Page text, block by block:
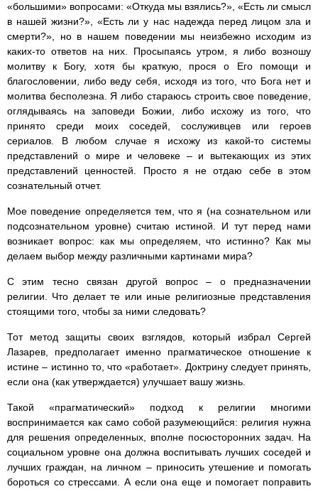
«большими» вопросами: «Откуда мы взялись?», «Есть ли смысл
в нашей жизни?», «Есть ли у нас надежда перед лицом зла и
смерти?», но в нашем поведении мы неизбежно исходим из
каких-то ответов на них. Просыпаясь утром, я либо возношу
молитву к Богу, хотя бы краткую, прося о Его помощи и
благословении, либо веду себя, исходя из того, что Бога нет и
молитва бесполезна. Я либо стараюсь строить свое поведение,
оглядываясь на заповеди Божии, либо исхожу из того, что
принято среди моих соседей, сослуживцев или героев
сериалов. В любом случае я исхожу из какой-то системы
представлений о мире и человеке – и вытекающих из этих
представлений ценностей. Просто я не отдаю себе в этом
сознательный отчет.
Мое поведение определяется тем, что я (на сознательном или
подсознательном уровне) считаю истиной. И тут перед нами
возникает вопрос: как мы определяем, что истинно? Как мы
делаем выбор между различными картинами мира?
С этим тесно связан другой вопрос – о предназначении
религии. Что делает те или иные религиозные представления
стоящими того, чтобы за ними следовать?
Тот метод защиты своих взглядов, который избрал Сергей
Лазарев, предполагает именно прагматическое отношение к
истине – истинно то, что «работает». Доктрину следует принять,
если она (как утверждается) улучшает вашу жизнь.
Такой «прагматический» подход к религии многими
воспринимается как само собой разумеющийся: религия нужна
для решения определенных, вполне посюсторонних задач. На
социальном уровне она должна воспитывать лучших соседей и
лучших граждан, на личном – приносить утешение и помогать
бороться со стрессами. А если она еще и помогает поправить